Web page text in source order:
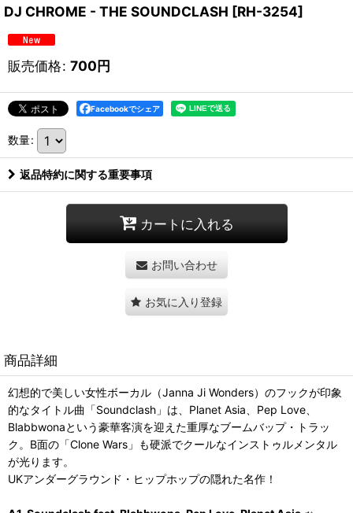
DJ CHROME - THE SOUNDCLASH [RH-3254]
販売価格: 700円
Facebookでシェア
数量:
返品特約に関する重要事項
カートに入れる
お問い合わせ
お気に入り登録
商品詳細
幻想的で美しい女性ボーカル（Janna Ji Wonders）のフックが印象
的なタイトル曲「Soundclash」は、Planet Asia、Pep Love、
Blabbwonaという豪華客演を迎えた重厚なブームバップ・トラッ
ク。B面の「Clone Wars」も硬派でクールなインストゥルメンタル
が光ります。
UKアンダーグラウンド・ヒップホップの隠れた名作！